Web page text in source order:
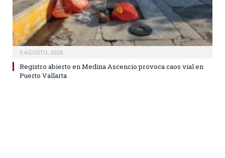
5 AGOSTO, 2026
Registro abierto en Medina Ascencio provoca caos vial en
Puerto Vallarta